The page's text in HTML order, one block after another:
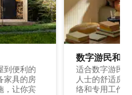
到便利的
家具的房
，让你宾
数字游民和
适合数字游民
人士的舒适房
络和专用工作